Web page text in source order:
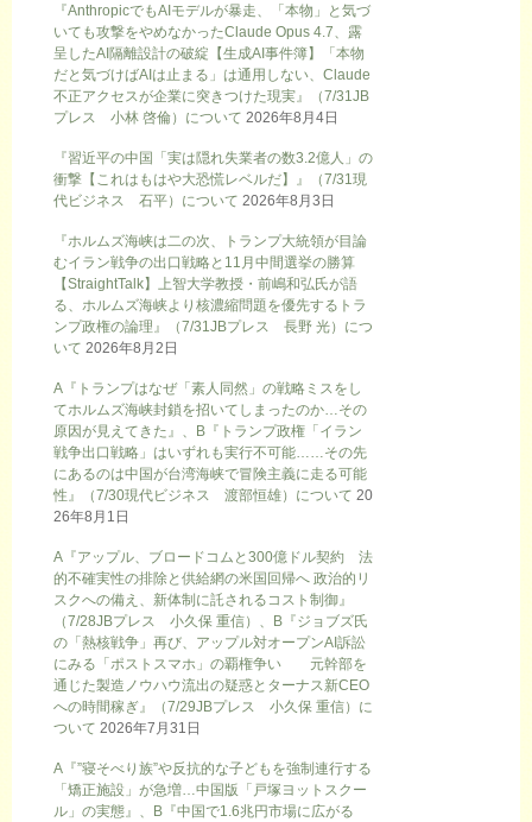
『AnthropicでもAIモデルが暴走、「本物」と気づ
いても攻撃をやめなかったClaude Opus 4.7、露
呈したAI隔離設計の破綻【生成AI事件簿】「本物
だと気づけばAIは止まる」は通用しない、Claude
不正アクセスが企業に突きつけた現実』（7/31JB
プレス 小林 啓倫）について 2026年8月4日
『習近平の中国「実は隠れ失業者の数3.2億人」の
衝撃【これはもはや大恐慌レベルだ】』（7/31現
代ビジネス 石平）について 2026年8月3日
『ホルムズ海峡は二の次、トランプ大統領が目論
むイラン戦争の出口戦略と11月中間選挙の勝算
【StraightTalk】上智大学教授・前嶋和弘氏が語
る、ホルムズ海峡より核濃縮問題を優先するトラ
ンプ政権の論理』（7/31JBプレス 長野 光）につ
いて 2026年8月2日
A『トランプはなぜ「素人同然」の戦略ミスをし
てホルムズ海峡封鎖を招いてしまったのか…その
原因が見えてきた』、B『トランプ政権「イラン
戦争出口戦略」はいずれも実行不可能……その先
にあるのは中国が台湾海峡で冒険主義に走る可能
性』（7/30現代ビジネス 渡部恒雄）について 20
26年8月1日
A『アップル、ブロードコムと300億ドル契約 法
的不確実性の排除と供給網の米国回帰へ 政治的リ
スクへの備え、新体制に託されるコスト制御』
（7/28JBプレス 小久保 重信）、B『ジョブズ氏
の「熱核戦争」再び、アップル対オープンAI訴訟
にみる「ポストスマホ」の覇権争い 元幹部を
通じた製造ノウハウ流出の疑惑とターナス新CEO
への時間稼ぎ』（7/29JBプレス 小久保 重信）に
ついて 2026年7月31日
A『”寝そべり族”や反抗的な子どもを強制連行する
「矯正施設」が急増…中国版「戸塚ヨットスクー
ル」の実態』、B『中国で1.6兆円市場に広がる